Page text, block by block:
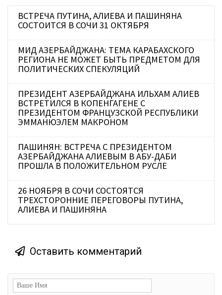
ВСТРЕЧА ПУТИНА, АЛИЕВА И ПАШИНЯНА
СОСТОИТСЯ В СОЧИ 31 ОКТЯБРЯ
МИД АЗЕРБАЙДЖАНА: ТЕМА КАРАБАХСКОГО
РЕГИОНА НЕ МОЖЕТ БЫТЬ ПРЕДМЕТОМ ДЛЯ
ПОЛИТИЧЕСКИХ СПЕКУЛЯЦИЙ
ПРЕЗИДЕНТ АЗЕРБАЙДЖАНА ИЛЬХАМ АЛИЕВ
ВСТРЕТИЛСЯ В КОПЕНГАГЕНЕ С
ПРЕЗИДЕНТОМ ФРАНЦУЗСКОЙ РЕСПУБЛИКИ
ЭММАНЮЭЛЕМ МАКРОНОМ
ПАШИНЯН: ВСТРЕЧА С ПРЕЗИДЕНТОМ
АЗЕРБАЙДЖАНА АЛИЕВЫМ В АБУ-ДАБИ
ПРОШЛА В ПОЛОЖИТЕЛЬНОМ РУСЛЕ
26 НОЯБРЯ В СОЧИ СОСТОЯТСЯ
ТРЕХСТОРОННИЕ ПЕРЕГОВОРЫ ПУТИНА,
АЛИЕВА И ПАШИНЯНА
Оставить комментарий